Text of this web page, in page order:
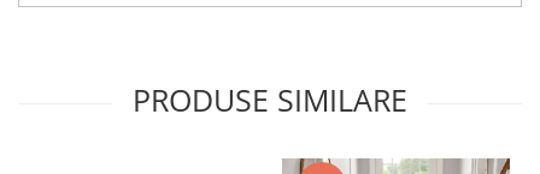
PRODUSE SIMILARE